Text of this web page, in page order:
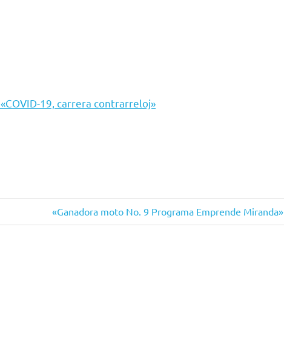
«COVID-19, carrera contrarreloj»
Siguiente
entrada:
«Ganadora moto No. 9 Programa Emprende Miranda»